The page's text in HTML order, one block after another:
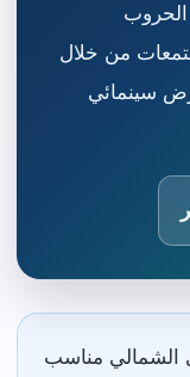
الحروب
من خلال
سينمائي
الشمالي مناسب